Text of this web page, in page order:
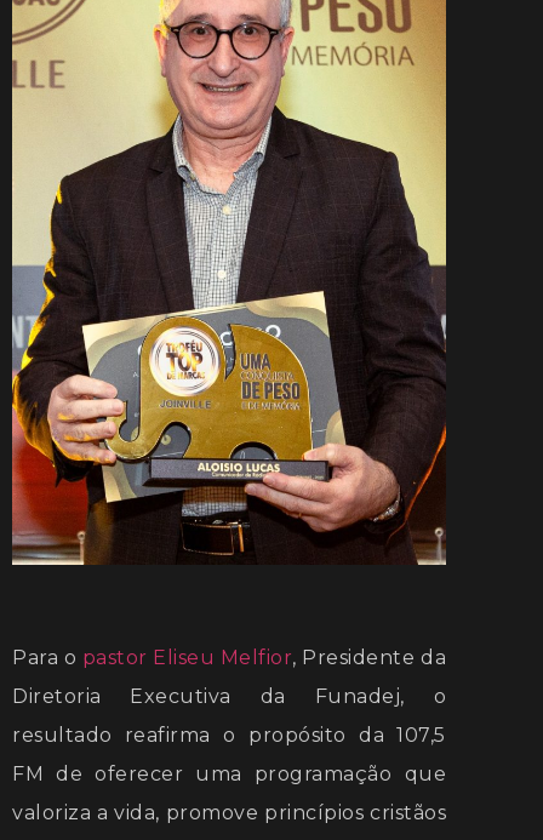
Para o pastor Eliseu Melfior, Presidente da
Diretoria Executiva da Funadej, o
resultado reafirma o propósito da 107,5
FM de oferecer uma programação que
valoriza a vida, promove princípios cristãos